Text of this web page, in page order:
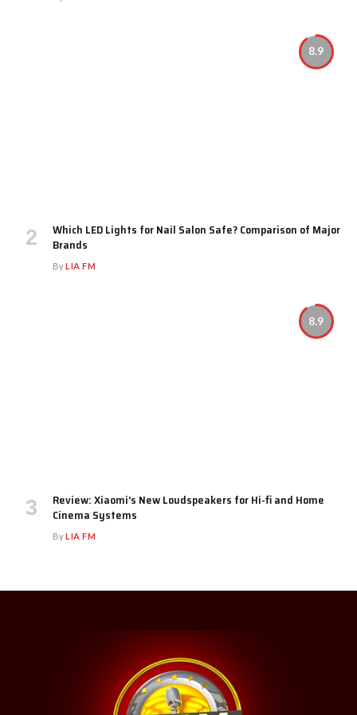
8.9
Which LED Lights for Nail Salon Safe? Comparison of Major
Brands
ByLIA FM
8.9
Review: Xiaomi’s New Loudspeakers for Hi-fi and Home
Cinema Systems
ByLIA FM